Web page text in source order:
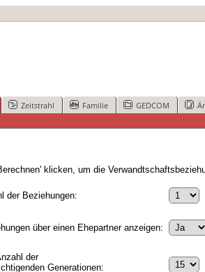
Zeitstrahl Familie GEDCOM
klicken, um die
der Beziehungen:
über einen Ehepartner anzeigen:
der
Generationen: